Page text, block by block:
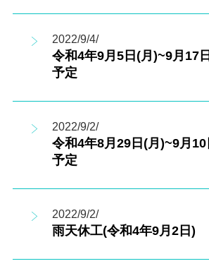
2022/9/4/
令和4年9月5日(月)~9月17
予定
2022/9/2/
令和4年8月29日(月)~9月
予定
2022/9/2/
雨天休工(令和4年9月2日)